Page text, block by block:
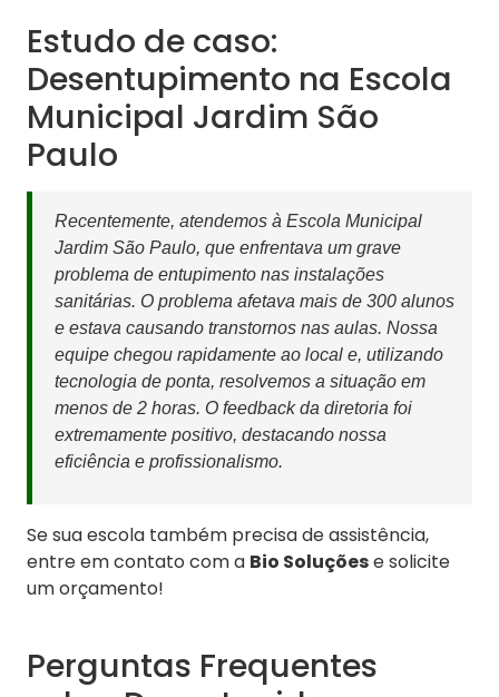
Estudo de caso:
Desentupimento na Escola
Municipal Jardim São
Paulo
Recentemente, atendemos à Escola Municipal
Jardim São Paulo, que enfrentava um grave
problema de entupimento nas instalações
sanitárias. O problema afetava mais de 300 alunos
e estava causando transtornos nas aulas. Nossa
equipe chegou rapidamente ao local e, utilizando
tecnologia de ponta, resolvemos a situação em
menos de 2 horas. O feedback da diretoria foi
extremamente positivo, destacando nossa
eficiência e profissionalismo.
Se sua escola também precisa de assistência,
entre em contato com a Bio Soluçõese solicite
um orçamento!
Perguntas Frequentes